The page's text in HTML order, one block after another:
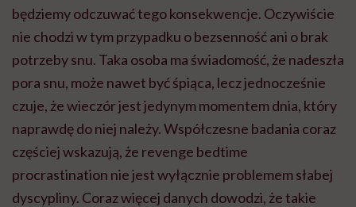
będziemy odczuwać tego konsekwencje. Oczywiście
nie chodzi w tym przypadku o bezsenność ani o brak
potrzeby snu. Taka osoba ma świadomość, że nadeszła
pora snu, może nawet być śpiąca, lecz jednocześnie
czuje, że wieczór jest jedynym momentem dnia, który
naprawdę do niej należy. Współczesne badania coraz
częściej wskazują, że revenge bedtime
procrastination nie jest wyłącznie problemem słabej
dyscypliny. Coraz więcej danych dowodzi, że takie